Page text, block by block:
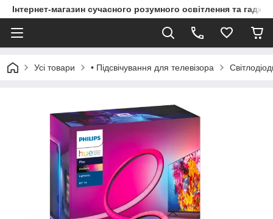
Інтернет-магазин сучасного розумного освітлення та
Усі товари • Підсвічування для телевізора